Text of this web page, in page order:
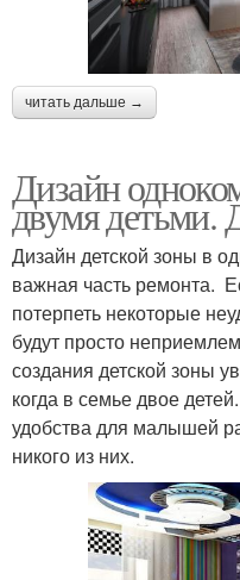
читать дальше →
Дизайн
двумя детьми.
Дизайн детской зоны в
важная часть ремонта.
потерпеть некоторые
будут просто
создания детской зоны
когда в семье двое
удобства для малышей
никого из них.